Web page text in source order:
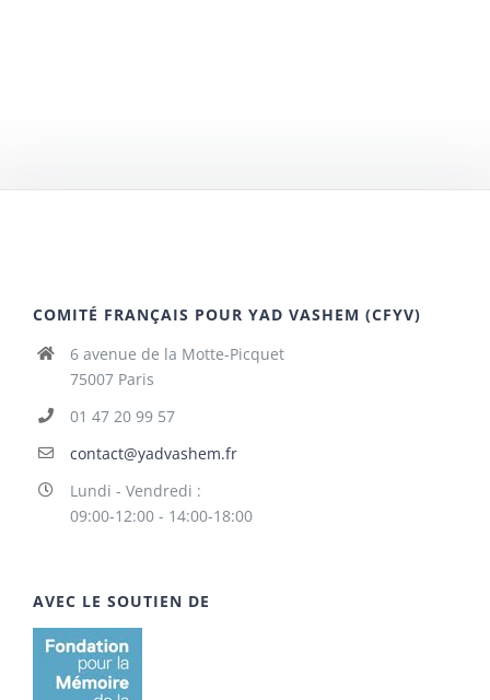
COMITÉ FRANÇAIS POUR YAD VASHEM (CFYV)
6 avenue de la Motte-Picquet
75007 Paris
01 47 20 99 57
contact@yadvashem.fr
Lundi - Vendredi :
09:00-12:00 - 14:00-18:00
AVEC LE SOUTIEN DE